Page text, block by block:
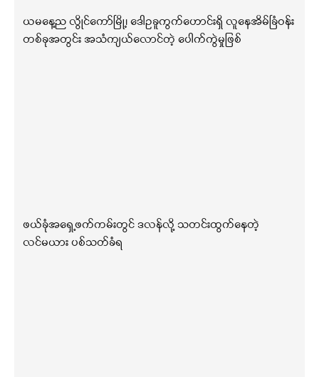
ယမနေ့ည လွိုင်ကော်မြို့၊ ဒေါဥခူကွက်ဟောင်းရှိ လူနေအိမ်ခြံဝန်း
တစ်ခုအတွင်း အသံကျယ်လောင်တဲ့ ပေါက်ကွဲမှုဖြစ်
ဖယ်ခုံအရှေ့ဖက်ကမ်းတွင် ဒလန်လို့ သတင်းထွက်နေတဲ့
လင်မယား ပစ်သတ်ခံရ